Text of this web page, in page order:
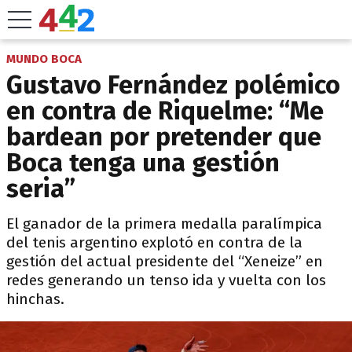
MUNDO BOCA
Gustavo Fernández polémico
en contra de Riquelme: “Me
bardean por pretender que
Boca tenga una gestión
seria”
El ganador de la primera medalla paralímpica
del tenis argentino explotó en contra de la
gestión del actual presidente del “Xeneize” en
redes generando un tenso ida y vuelta con los
hinchas.